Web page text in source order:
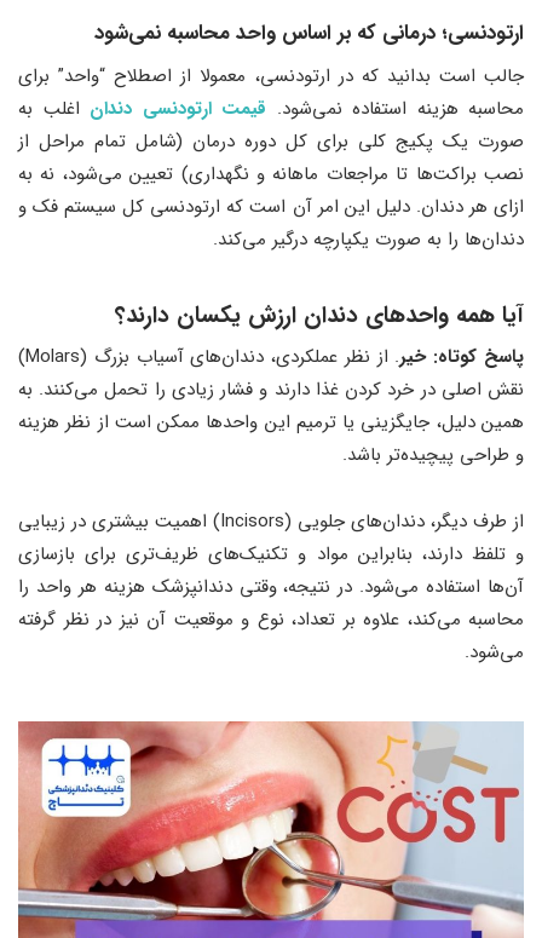
ارتودنسی؛ درمانی که بر اساس واحد محاسبه نمی‌شود
جالب است بدانید که در ارتودنسی، معمولا از اصطلاح “واحد” برای
محاسبه هزینه استفاده نمی‌شود. قیمت ارتودنسی دندان اغلب به
صورت یک پکیج کلی برای کل دوره درمان (شامل تمام مراحل از
نصب براکت‌ها تا مراجعات ماهانه و نگهداری) تعیین می‌شود، نه به
ازای هر دندان. دلیل این امر آن است که ارتودنسی کل سیستم فک و
دندان‌ها را به صورت یکپارچه درگیر می‌کند.
آیا همه واحدهای دندان ارزش یکسان دارند؟
پاسخ کوتاه: خیر
. از نظر عملکردی، دندان‌های آسیاب بزرگ (Molars)
نقش اصلی در خرد کردن غذا دارند و فشار زیادی را تحمل می‌کنند. به
همین دلیل، جایگزینی یا ترمیم این واحدها ممکن است از نظر هزینه
و طراحی پیچیده‌تر باشد.
از طرف دیگر، دندان‌های جلویی (Incisors) اهمیت بیشتری در زیبایی
و تلفظ دارند، بنابراین مواد و تکنیک‌های ظریف‌تری برای بازسازی
آن‌ها استفاده می‌شود. در نتیجه، وقتی دندانپزشک هزینه هر واحد را
محاسبه می‌کند، علاوه بر تعداد، نوع و موقعیت آن نیز در نظر گرفته
می‌شود.